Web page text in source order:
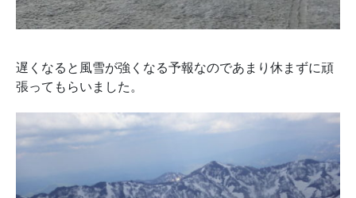
遅くなると風雪が強くなる予報なのであまり休まずに頑
張ってもらいました。